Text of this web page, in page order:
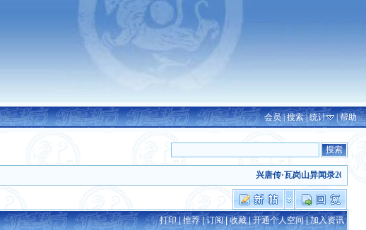
会员|搜索|统计 |帮助
兴唐传·瓦岗山异闻录2024除
打印|推荐|订阅|收藏|开通个人空间|加入资讯